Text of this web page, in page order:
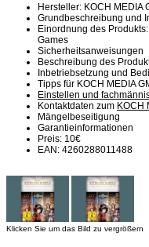
Hersteller: KOCH MEDIA
Grundbeschreibung und
Einordnung des
Games
Sicherheitsanweisungen
Beschreibung des
Inbetriebsetzung und
Tipps für KOCH MEDIA
Einstellen und
Kontaktdaten zum KOCH
Mängelbeseitigung
Garantieinformationen
Preis: 10€
EAN: 4260288011488
Klicken Sie um das Bild zu vergrößern